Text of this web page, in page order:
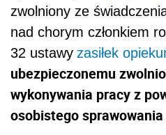
zwolniony ze
nad chorym członkiem
32 ustawy zasiłek
ubezpieczonemu
wykonywania pracy z
osobistego